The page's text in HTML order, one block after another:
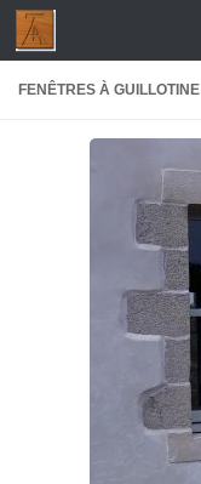
Skip to content
FENÊTRES À GUILLOTINE